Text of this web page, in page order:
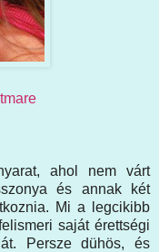
ahol nem várt
és annak két
Mi a legcikibb
saját érettségi
Persze dühös, és